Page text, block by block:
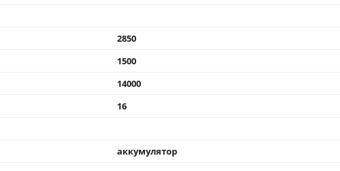
2850
1500
14000
16
аккумулятор